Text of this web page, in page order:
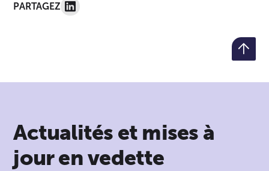
PARTAGEZ
Actualités et mises à
jour en vedette